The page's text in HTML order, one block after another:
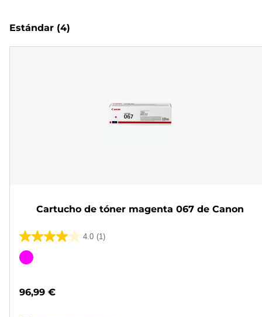
Estándar (4)
Cartucho de tóner magenta 067 de Canon
4.0 (1)
4.0
de
1
Cartucho
96,99 €